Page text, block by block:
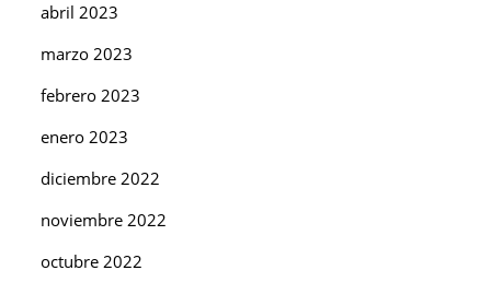
abril 2023
marzo 2023
febrero 2023
enero 2023
diciembre 2022
noviembre 2022
octubre 2022